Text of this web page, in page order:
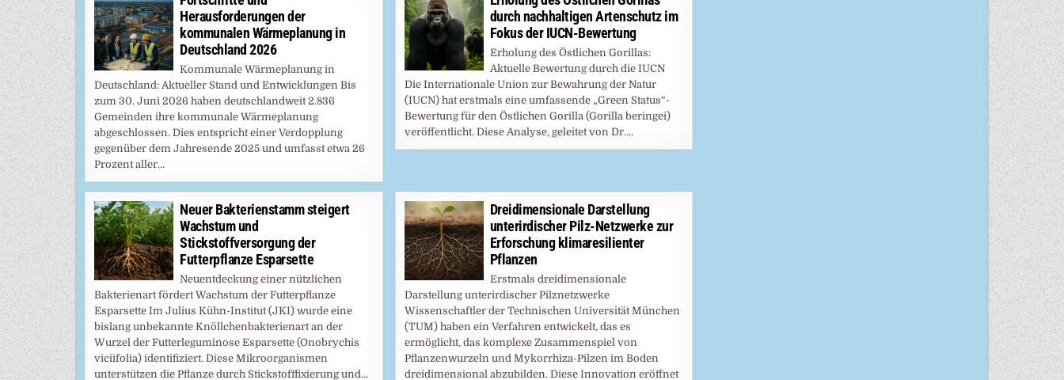
Herausforderungen der
kommunalen Wärmeplanung in
Deutschland 2026
Kommunale Wärmeplanung in
Deutschland: Aktueller Stand und Entwicklungen Bis
zum 30. Juni 2026 haben deutschlandweit 2.836
Gemeinden ihre kommunale Wärmeplanung
abgeschlossen. Dies entspricht einer Verdopplung
gegenüber dem Jahresende 2025 und umfasst etwa 26
Prozent aller…
durch nachhaltigen Artenschutz im
Fokus der IUCN-Bewertung
Erholung des Östlichen Gorillas:
Aktuelle Bewertung durch die IUCN
Die Internationale Union zur Bewahrung der Natur
(IUCN) hat erstmals eine umfassende „Green Status“-
Bewertung für den Östlichen Gorilla (Gorilla beringei)
veröffentlicht. Diese Analyse, geleitet von Dr….
Neuer Bakterienstamm steigert
Wachstum und
Stickstoffversorgung der
Futterpflanze Esparsette
Neuentdeckung einer nützlichen
Bakterienart fördert Wachstum der Futterpflanze
Esparsette Im Julius Kühn-Institut (JKI) wurde eine
bislang unbekannte Knöllchenbakterienart an der
Wurzel der Futterleguminose Esparsette (Onobrychis
viciifolia) identifiziert. Diese Mikroorganismen
unterstützen die Pflanze durch Stickstofffixierung und…
Dreidimensionale Darstellung
unterirdischer Pilz-Netzwerke zur
Erforschung klimaresilienter
Pflanzen
Erstmals dreidimensionale
Darstellung unterirdischer Pilznetzwerke
Wissenschaftler der Technischen Universität München
(TUM) haben ein Verfahren entwickelt, das es
ermöglicht, das komplexe Zusammenspiel von
Pflanzenwurzeln und Mykorrhiza-Pilzen im Boden
dreidimensional abzubilden. Diese Innovation eröffnet